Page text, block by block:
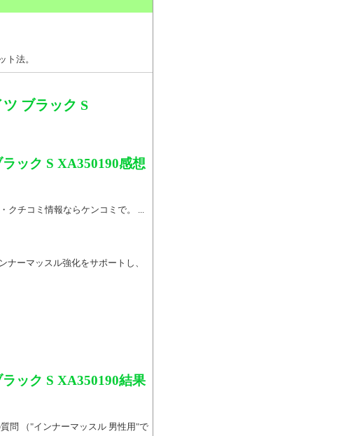
ト法。
ブラック S
ック S XA350190感想
クチコミ情報ならケンコミで。 ...
ナーマッスル強化をサポートし、
ック S XA350190結果
問 （"インナーマッスル 男性用"で